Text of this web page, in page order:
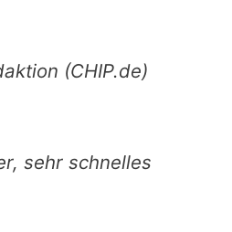
(CHIP.de)
sehr schnelles